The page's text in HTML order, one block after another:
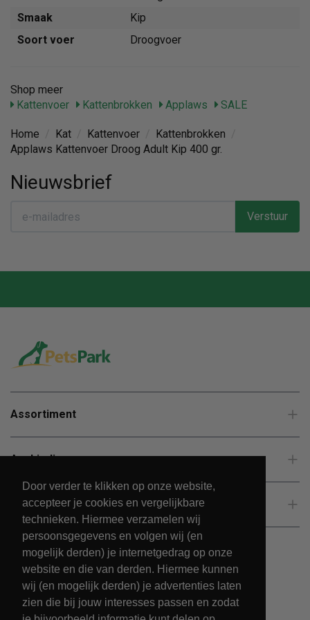
Door verder te klikken op onze website,
accepteer je cookies en vergelijkbare
technieken. Hiermee verzamelen wij
persoonsgegevens en volgen wij (en
mogelijk derden) je internetgedrag op onze
website en die van derden. Hiermee kunnen
wij (en mogelijk derden) je advertenties laten
zien die bij jouw interesses passen en zodat
Smaak
Kip
Soort voer
Droogvoer
Shop meer
Kattenvoer
Kattenbrokken Applaws SALE
Home Kat Kattenvoer Kattenbrokken
Applaws Kattenvoer Droog Adult Kip 400 gr.
Nieuwsbrief
Verstuur
Assortiment
Aanbiedingen
Klantenservice